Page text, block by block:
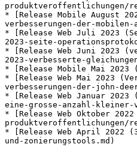
produktveroffentlichungen/
* [Release Mobile August
verbesserungen-der-mobilen-
* [Release Web Juli 2023
2023-seite-
* [Release Web Juni 2023
2023-verbesserte-
* [Release Mobile Mai
* [Release Web Mai 2023
verbesserungen-der-john-
* [Release Web Januar
eine-grosse-anzahl-kleiner-
* [Release Web Oktober
produktveroffentlichungen/
* [Release Web April 2022
und-zonierungstools.md)